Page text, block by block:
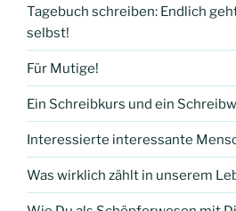
Tagebuch schreiben: Endlich
selbst!
Für Mutige!
Ein Schreibkurs und ein
Interessierte interessante
Was wirklich zählt in unserem